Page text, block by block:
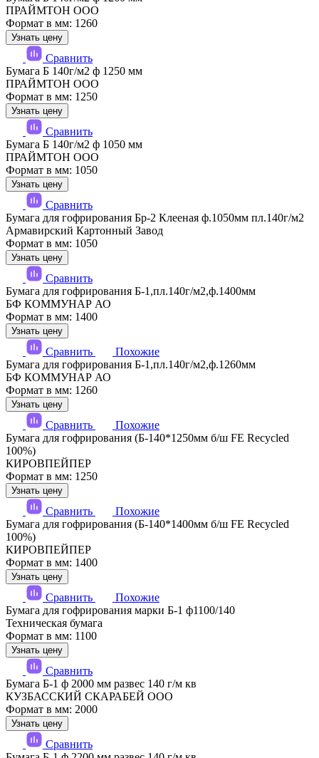
ПРАЙМТОН ООО
Формат в мм: 1260
Узнать цену
Сравнить
Бумага Б 140г/м2 ф 1250 мм
ПРАЙМТОН ООО
Формат в мм: 1250
Узнать цену
Сравнить
Бумага Б 140г/м2 ф 1050 мм
ПРАЙМТОН ООО
Формат в мм: 1050
Узнать цену
Сравнить
Бумага для гофрирования Бр-2 Клееная ф.1050мм пл.140г/м2
Армавирский Картонный Завод
Формат в мм: 1050
Узнать цену
Сравнить
Бумага для гофрирования Б-1,пл.140г/м2,ф.1400мм
БФ КОММУНАР АО
Формат в мм: 1400
Узнать цену
Сравнить
Похожие
Бумага для гофрирования Б-1,пл.140г/м2,ф.1260мм
БФ КОММУНАР АО
Формат в мм: 1260
Узнать цену
Сравнить
Похожие
Бумага для гофрирования (Б-140*1250мм б/ш FE Recycled
100%)
КИРОВПЕЙПЕР
Формат в мм: 1250
Узнать цену
Сравнить
Похожие
Бумага для гофрирования (Б-140*1400мм б/ш FE Recycled
100%)
КИРОВПЕЙПЕР
Формат в мм: 1400
Узнать цену
Сравнить
Похожие
Бумага для гофрирования марки Б-1 ф1100/140
Техническая бумага
Формат в мм: 1100
Узнать цену
Сравнить
Бумага Б-1 ф 2000 мм развес 140 г/м кв
КУЗБАССКИЙ СКАРАБЕЙ ООО
Формат в мм: 2000
Узнать цену
Сравнить